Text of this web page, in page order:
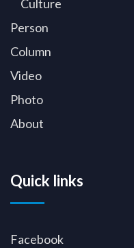
Culture
Person
Column
Video
Photo
About
Quick links
Facebook